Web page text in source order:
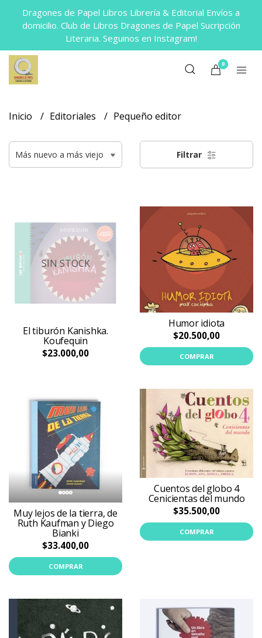
Dragones de Papel Libros Librería & Editorial Envíos a
domicilio. Club de Libros Dragones de Papel Sucripción
Literaria. Seguinos en Instagram!
0
Inicio Editoriales Pequeño editor
Filtrar
SIN STOCK
El tiburón Kanishka.
Koufequin
$23.000,00
Humor idiota
$20.500,00
COMPRAR
Muy lejos de la tierra, de
Ruth Kaufman y Diego
Bianki
$33.400,00
COMPRAR
Cuentos del globo 4
Cenicientas del mundo
$35.500,00
COMPRAR